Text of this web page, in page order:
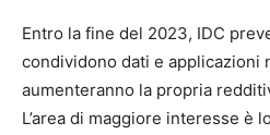
Entro la fine del 2023, IDC
condividono dati e applicazioni
aumenteranno la propria
L’area di maggiore interesse è